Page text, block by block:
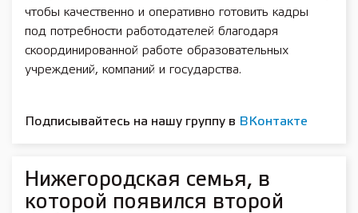
чтобы качественно и оперативно готовить кадры
под потребности работодателей благодаря
скоординированной работе образовательных
учреждений, компаний и государства.
Подписывайтесь на нашу группу в ВКонтакте
Нижегородская семья, в
которой появился второй